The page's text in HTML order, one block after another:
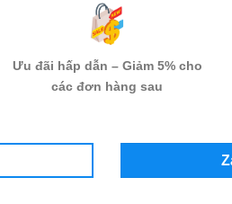
Ưu đãi hấp dẫn – Giảm 5% cho
các đơn hàng sau